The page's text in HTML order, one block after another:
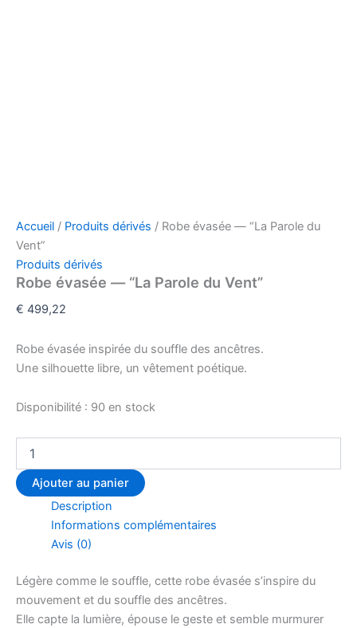
Accueil / Produits dérivés / Robe évasée — “La Parole du
Vent”
Produits dérivés
Robe évasée — “La Parole du Vent”
€ 499,22
Robe évasée inspirée du souffle des ancêtres.
Une silhouette libre, un vêtement poétique.
Disponibilité : 90 en stock
Ajouter au panier
Description
Informations complémentaires
Avis (0)
Légère comme le souffle, cette robe évasée s’inspire du
mouvement et du souffle des ancêtres.
Elle capte la lumière, épouse le geste et semble murmurer